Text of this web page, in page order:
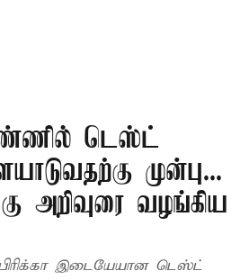
டெஸ்ட்
முன்பு...
அறிவுரை வழங்கிய
இடையேயான டெஸ்ட்